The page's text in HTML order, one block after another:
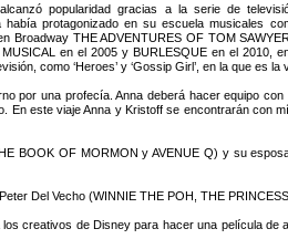
popularidad gracias a la serie de
había protagonizado en su escuela musicales
Broadway THE ADVENTURES OF TOM
en el 2005 y BURLESQUE en el 2010,
como ‘Heroes’ y ‘Gossip Girl’, en la que es la
por una profecía. Anna deberá hacer equipo
este viaje Anna y Kristoff se encontrarán con
BOOK OF MORMON y AVENUE Q) y su
Del Vecho (WINNIE THE POH, THE
creativos de Disney para hacer una película de